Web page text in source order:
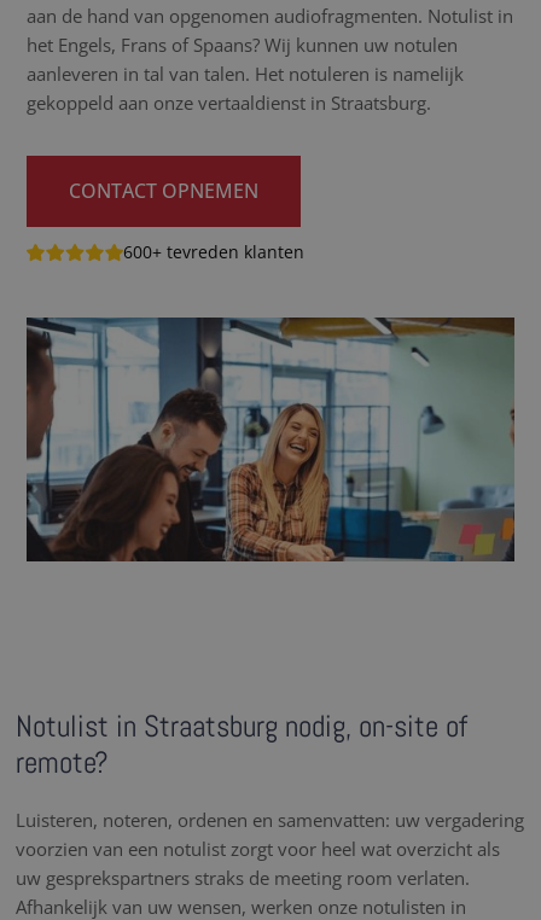
aan de hand van opgenomen audiofragmenten. Notulist in
het Engels, Frans of Spaans? Wij kunnen uw notulen
aanleveren in tal van talen. Het notuleren is namelijk
gekoppeld aan onze vertaaldienst in Straatsburg.
CONTACT OPNEMEN
600+ tevreden klanten
Notulist in Straatsburg nodig, on-site of
remote?
Luisteren, noteren, ordenen en samenvatten: uw vergadering
voorzien van een notulist zorgt voor heel wat overzicht als
uw gesprekspartners straks de meeting room verlaten.
Afhankelijk van uw wensen, werken onze notulisten in